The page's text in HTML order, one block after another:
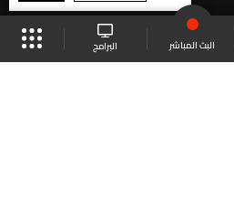
البث المباشر البرامج
الجدول البث المباشر